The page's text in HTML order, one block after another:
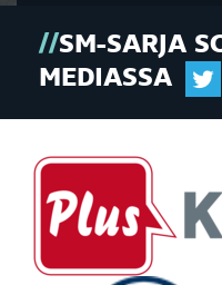
SM-SARJA
MEDIASSA